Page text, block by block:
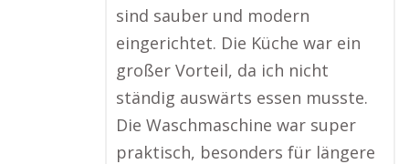
sind sauber und modern
eingerichtet. Die Küche war ein
großer Vorteil, da ich nicht
ständig auswärts essen musste.
Die Waschmaschine war super
praktisch, besonders für längere